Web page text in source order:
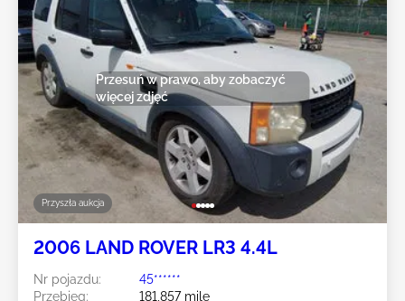
Przyszła aukcja
Przesuń w prawo, aby zobaczyć
więcej zdjęć
2006 LAND ROVER LR3 4.4L
Nr pojazdu:
45******
Przebieg:
181,857 mile